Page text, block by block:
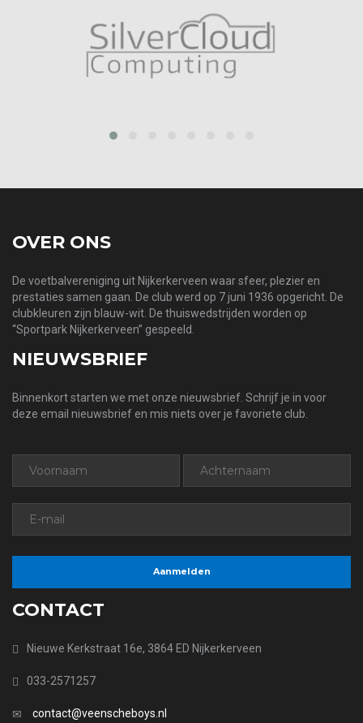
OVER ONS
De voetbalvereniging uit Nijkerkerveen waar sfeer, plezier en
prestaties samen gaan. De club werd op 7 juni 1936 opgericht. De
clubkleuren zijn blauw-wit. De thuiswedstrijden worden op
“Sportpark Nijkerkerveen” gespeeld.
NIEUWSBRIEF
Binnenkort starten we met onze nieuwsbrief. Schrijf je in voor
deze email nieuwsbrief en mis niets over je favoriete club.
CONTACT
Nieuwe Kerkstraat 16e, 3864 ED Nijkerkerveen
033-2571257
contact@veenscheboys.nl